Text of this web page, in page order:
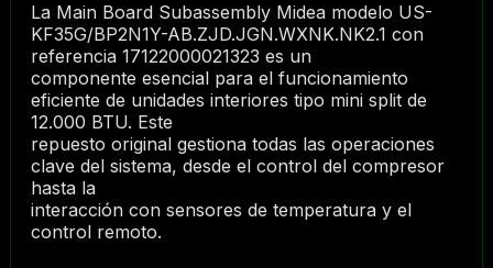
La Main Board Subassembly Midea modelo US-
KF35G/BP2N1Y-AB.ZJD.JGN.WXNK.NK2.1 con
referencia 17122000021323 es un
componente esencial para el funcionamiento
eficiente de unidades interiores tipo mini split de
12.000 BTU. Este
repuesto original gestiona todas las operaciones
clave del sistema, desde el control del compresor
hasta la
interacción con sensores de temperatura y el
control remoto.